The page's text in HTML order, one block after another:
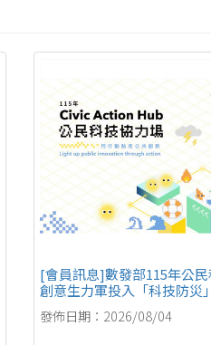
[會員訊息]數發部115年公
創意生力軍投入「科技防災」
發佈日期：2026/08/04